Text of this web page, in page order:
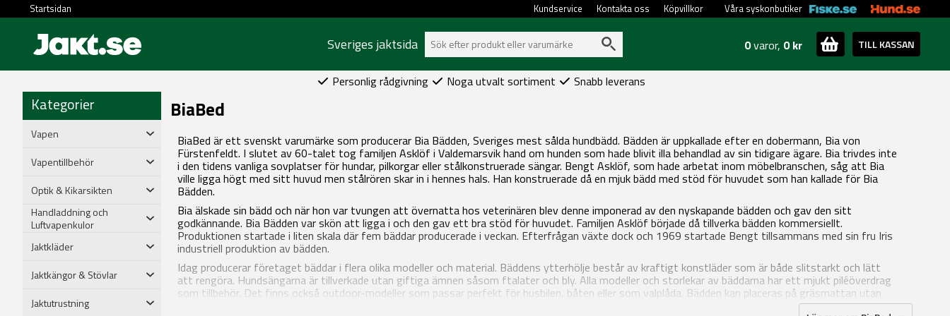
Startsidan Våra syskonbutiker
Köpvillkor
Kontakta oss
Kundservice
Sveriges jaktsida 0varor, 0 kr TILL KASSAN
Personlig rådgivning Noga utvalt sortiment Snabb leverans
Kategorier
Vapen
Vapentillbehör
Optik & Kikarsikten
Handladdning och
Luftvapenkulor
Jaktkläder
Jaktkängor & Stövlar
Jaktutrustning
BiaBed
BiaBed är ett svenskt varumärke som producerar Bia Bädden, Sveriges mest sålda hundbädd. Bädden är uppkallade efter en dobermann, Bia von
Fürstenfeldt. I slutet av 60-talet tog familjen Asklöf i Valdemarsvik hand om hunden som hade blivit illa behandlad av sin tidigare ägare. Bia trivdes inte
i den tidens vanliga sovplatser för hundar, pilkorgar eller stålkonstruerade sängar. Bengt Asklöf, som hade arbetat inom möbelbranschen, såg att Bia
ville ligga högt med sitt huvud men stålrören skar in i hennes hals. Han konstruerade då en mjuk bädd med stöd för huvudet som han kallade för Bia
Bädden.
Bia älskade sin bädd och när hon var tvungen att övernatta hos veterinären blev denne imponerad av den nyskapande bädden och gav den sitt
godkännande. Bia Bädden var skön att ligga i och den gav ett bra stöd för huvudet. Familjen Asklöf började då tillverka bädden kommersiellt.
Produktionen startade i liten skala där fem bäddar producerade i veckan. Efterfrågan växte dock och 1969 startade Bengt tillsammans med sin fru Iris
industriell produktion av bädden.
Idag producerar företaget bäddar i flera olika modeller och material. Bäddens ytterhölje består av kraftigt konstläder som är både slitstarkt och lätt
att rengöra. Hundsängarna är tillverkade utan giftiga ämnen såsom ftalater och bly. Alla modeller och storlekar av bäddarna har ett mjukt piléöverdrag
som tillbehör. Det finns också outdoor-modeller som passar perfekt för husbilen, båten eller som valplåda. Bädden kan placeras på gräsmattan utan
att fukten från marken tränger upp i bädden. Bia Bäddar är dessutom lätta att transportera eftersom du kan rulla eller vika ihop dem.